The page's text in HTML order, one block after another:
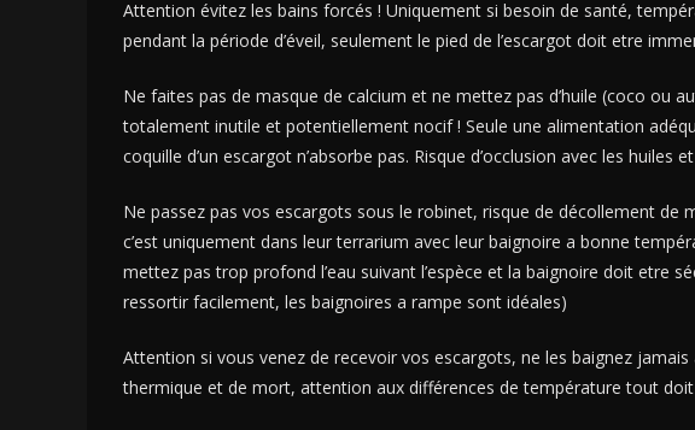
Attention évitez les bains forcés ! Uniquement si besoin de santé,
pendant la période d’éveil, seulement le pied de l’escargot doit etre
Ne faites pas de masque de calcium et ne mettez pas d’huile (coco ou
totalement inutile et potentiellement nocif ! Seule une alimentation
coquille d’un escargot n’absorbe pas. Risque d’occlusion avec les huiles
Ne passez pas vos escargots sous le robinet, risque de décollement de
c’est uniquement dans leur terrarium avec leur baignoire a bonne
mettez pas trop profond l’eau suivant l’espèce et la baignoire doit etre
ressortir facilement, les baignoires a rampe sont idéales)
Attention si vous venez de recevoir vos escargots, ne les baignez
thermique et de mort, attention aux différences de température tout